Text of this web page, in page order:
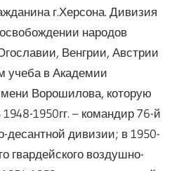
г.Херсона. Дивизия
народов
Венгрии, Австрии
учеба в Академии
Ворошилова, которую
1950гг. – командир 76-й
десантной дивизии; в 1950-
гвардейского воздушно-